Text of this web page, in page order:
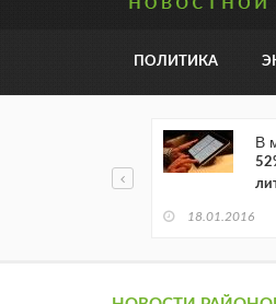
ПОЛИТИКА
В
18.01.2016